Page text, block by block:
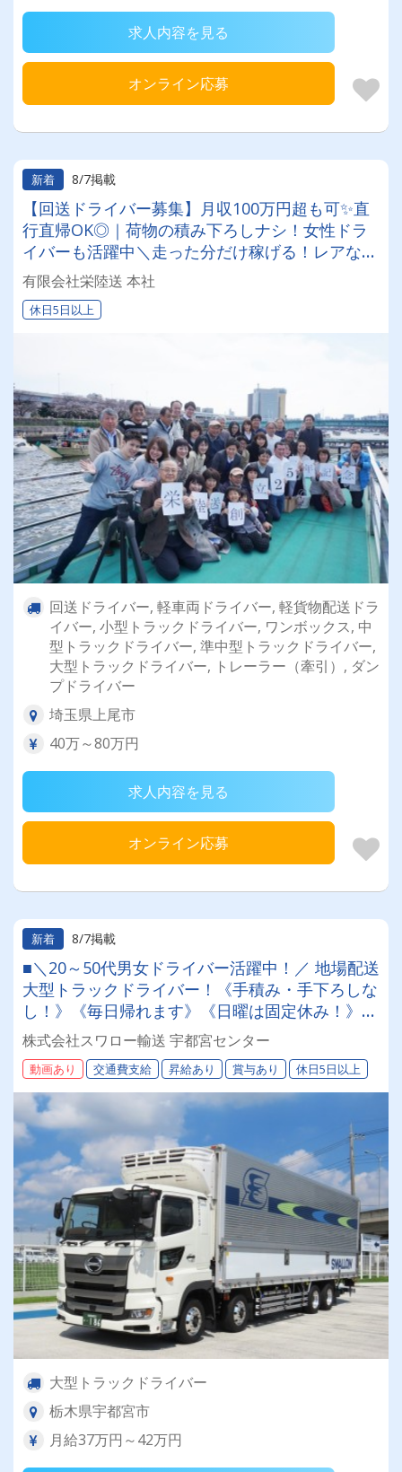
求人内容を見る
オンライン応募
新着 8/7掲載
【回送ドライバー募集】月収100万円超も可✨直
行直帰OK◎｜荷物の積み下ろしナシ！女性ドラ
イバーも活躍中＼走った分だけ稼げる！レアな車
両に乗れるチャンスも☆彡／
有限会社栄陸送 本社
休日5日以上
回送ドライバー, 軽車両ドライバー, 軽貨物配送ドラ
イバー, 小型トラックドライバー, ワンボックス, 中
型トラックドライバー, 準中型トラックドライバー,
大型トラックドライバー, トレーラー（牽引）, ダン
プドライバー
埼玉県上尾市
40万～80万円
求人内容を見る
オンライン応募
新着 8/7掲載
■＼20～50代男女ドライバー活躍中！／ 地場配送
大型トラックドライバー！《手積み・手下ろしな
し！》《毎日帰れます》《日曜は固定休み！》超
絶らくらく運転♪
株式会社スワロー輸送 宇都宮センター
動画あり 交通費支給 昇給あり 賞与あり 休日5日以上
大型トラックドライバー
栃木県宇都宮市
月給37万円～42万円